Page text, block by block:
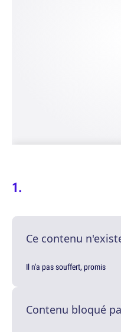
Ce contenu
Il n'a pas souffert, promis
Contenu bloqué